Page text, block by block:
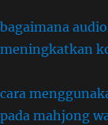
bagaimana
meningkatkan
cara
pada mahjong